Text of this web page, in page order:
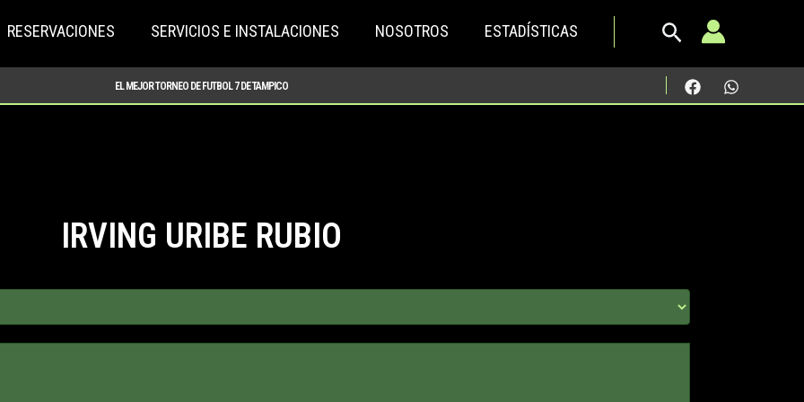
RESERVACIONES SERVICIOS E INSTALACIONES NOSOTROS ESTADÍSTICAS
EL MEJOR TORNEO DE FUTBOL 7 DE TAMPICO
IRVING URIBE RUBIO